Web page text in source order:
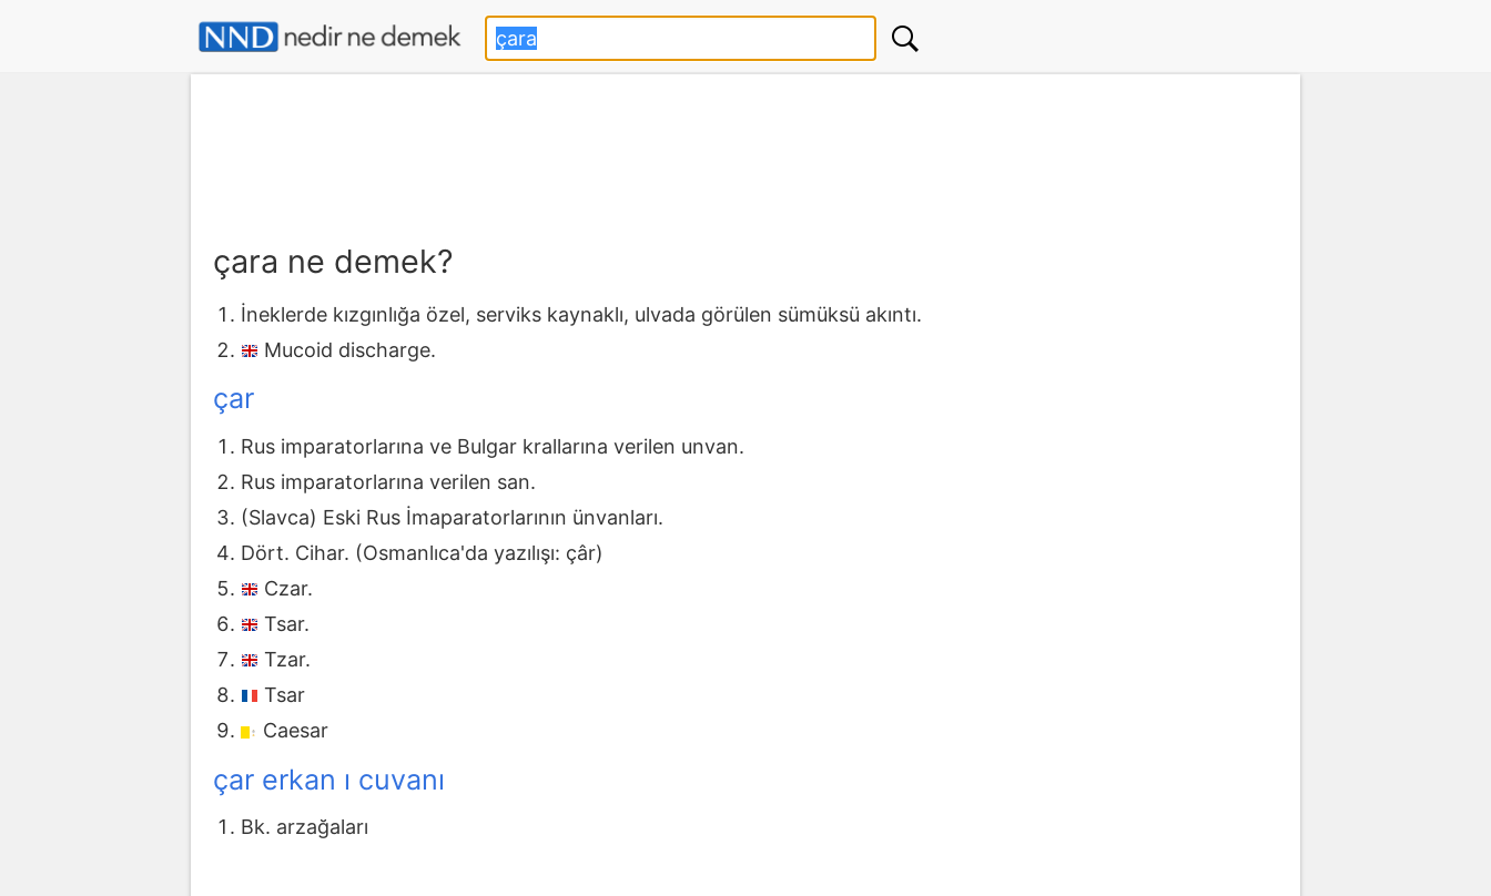
çara ne demek?
İneklerde kızgınlığa özel, serviks kaynaklı, ulvada görülen sümüksü akıntı.
Mucoid discharge.
çar
Rus imparatorlarına ve Bulgar krallarına verilen unvan.
Rus imparatorlarına verilen san.
(Slavca) Eski Rus İmaparatorlarının ünvanları.
Dört. Cihar. (Osmanlıca'da yazılışı: çâr)
Czar.
Tsar.
Tzar.
Tsar
Caesar
çar erkan ı cuvanı
Bk. arzağaları